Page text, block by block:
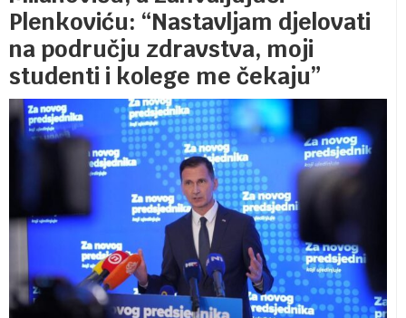
Plenkoviću: “Nastavljam djelovati
na području zdravstva, moji
studenti i kolege me čekaju”